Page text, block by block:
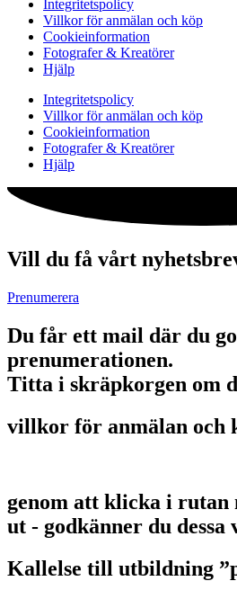
Integritetspolicy
Villkor för anmälan och köp
Cookieinformation
Fotografer & Kreatörer
Hjälp
Integritetspolicy
Villkor för anmälan och köp
Cookieinformation
Fotografer & Kreatörer
Hjälp
Vill du få vårt
Prenumerera
Du får ett mail där du
prenumerationen.
Titta i skräpkorgen om
villkor för anmälan och
genom att klicka i rutan
ut - godkänner du dessa
Kallelse till utbildning